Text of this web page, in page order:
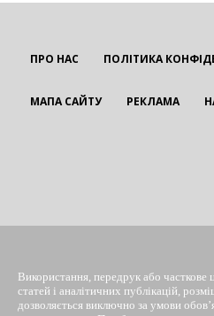
ПРО НАС ПОЛІТИКА
МАПА САЙТУ РЕКЛАМА
Використання, передрук або часткове
статей і аналітичних публікацій,
дозволяється виключно за умови